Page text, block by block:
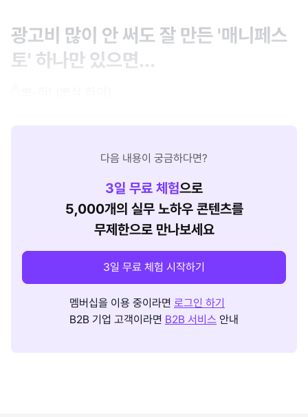
광고비 많이 안 써도 잘 만든 '매니페스
토' 하나만 있으면...
다음 내용이 궁금하다면?
3일 무료 체험으로
5,000개의 실무 노하우 콘텐츠를
무제한으로 만나보세요
3일 무료 체험 시작하기
멤버십을 이용 중이라면 로그인 하기
B2B 기업 고객이라면 B2B 서비스 안내